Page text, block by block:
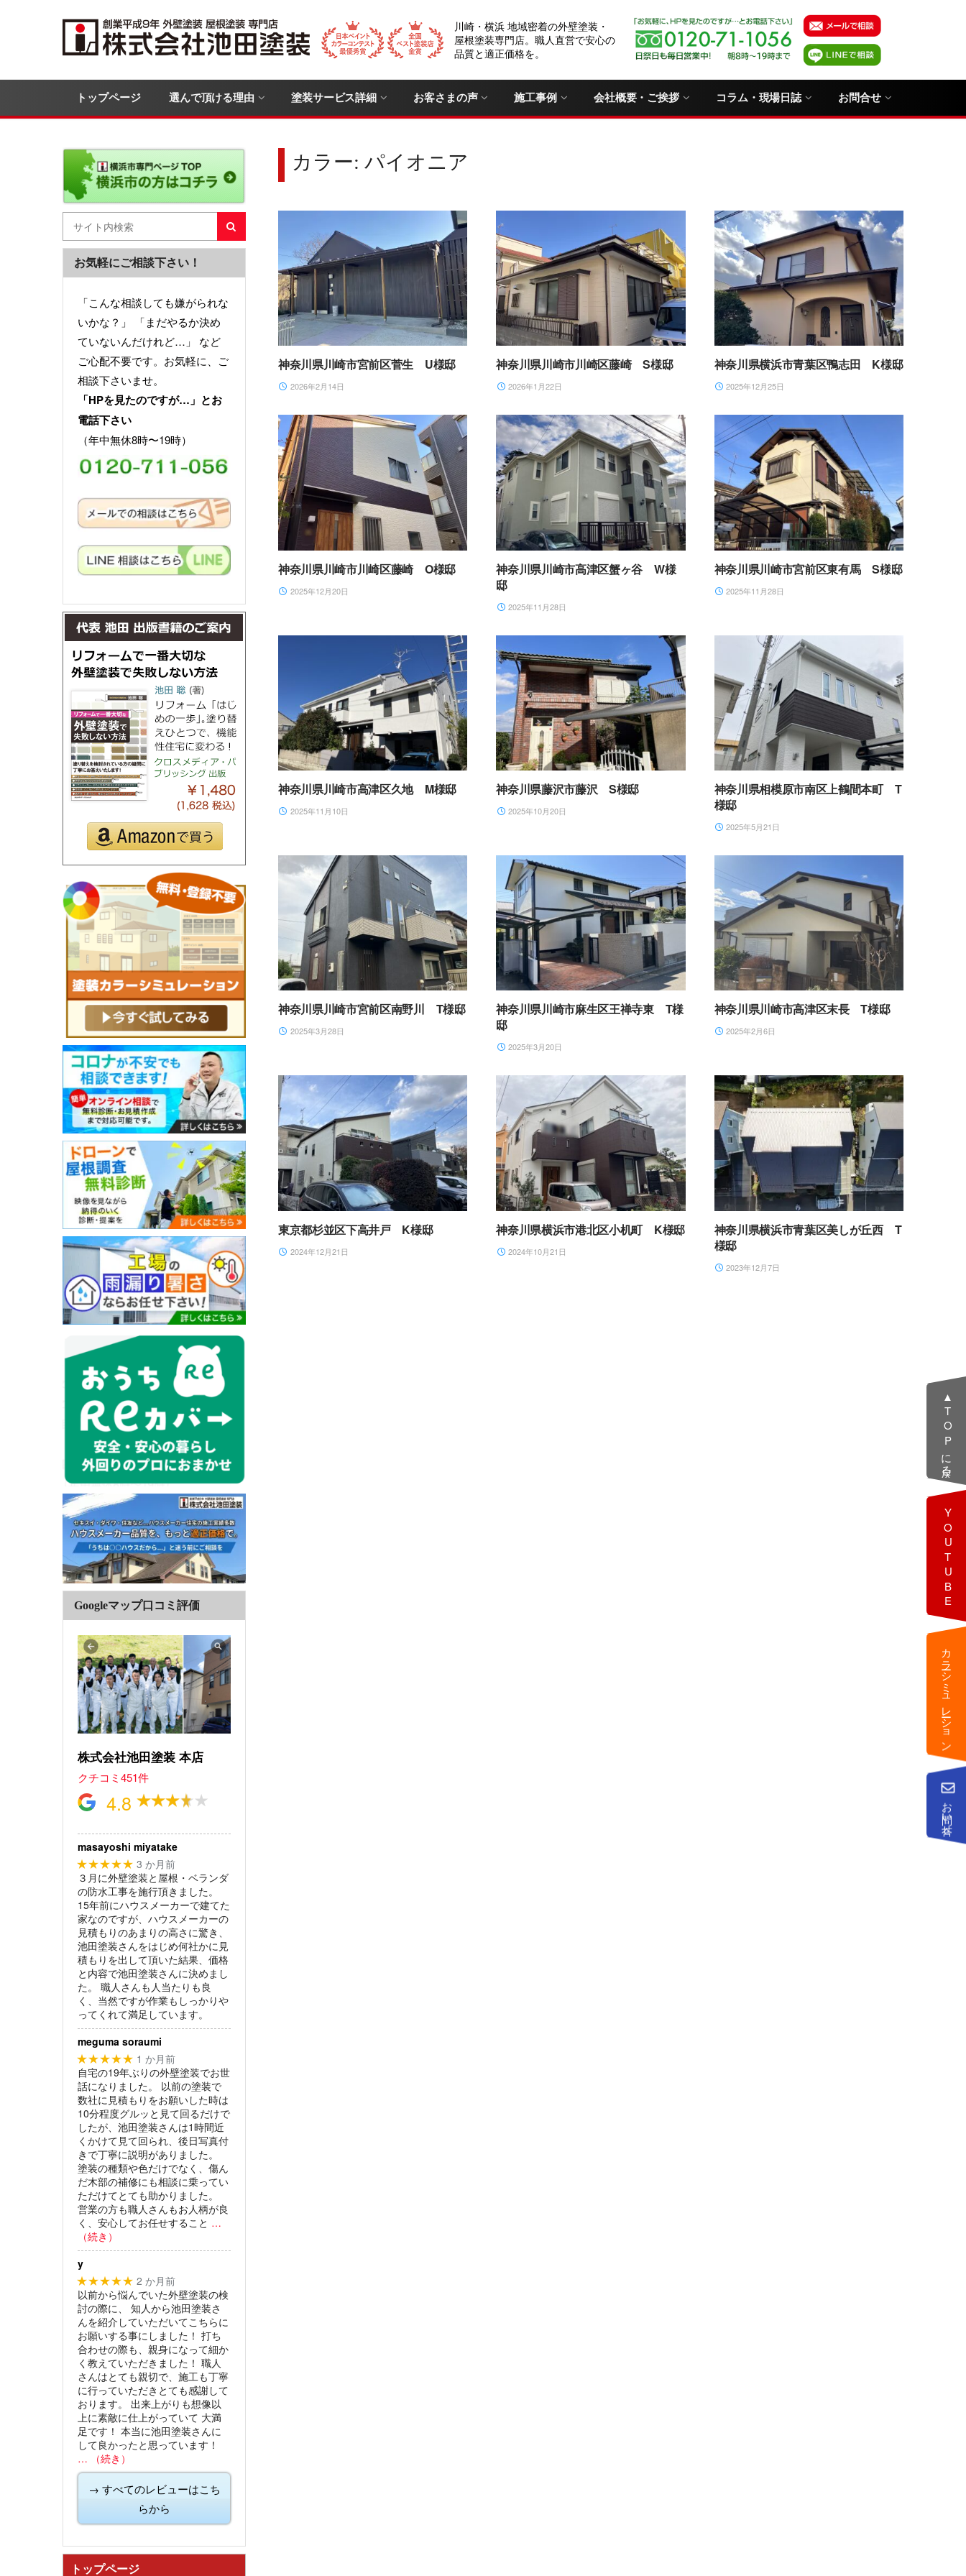
川崎・横浜 地域密着の外壁塗装・
屋根塗装専門店。職人直営で安心の
品質と適正価格を。
トップページ 選んで頂ける理由 塗装サービス詳細 お客さまの声 施工事例 会社概要・ご挨拶 コラム・現場日誌 お問合せ
カラー: パイオニア
神奈川県川崎市宮前区菅生 U様邸
2026年2月14日
神奈川県川崎市川崎区藤崎 S様邸
2026年1月22日
神奈川県横浜市青葉区鴨志田 K様邸
2025年12月25日
神奈川県川崎市川崎区藤崎 O様邸
2025年12月20日
神奈川県川崎市高津区蟹ヶ谷 W様
邸
2025年11月28日
神奈川県川崎市宮前区東有馬 S様邸
2025年11月28日
神奈川県川崎市高津区久地 M様邸
2025年11月10日
神奈川県藤沢市藤沢 S様邸
2025年10月20日
神奈川県相模原市南区上鶴間本町 T
様邸
2025年5月21日
神奈川県川崎市宮前区南野川 T様邸
2025年3月28日
神奈川県川崎市麻生区王禅寺東 T様
邸
2025年3月20日
神奈川県川崎市高津区末長 T様邸
2025年2月6日
東京都杉並区下高井戸 K様邸
2024年12月21日
神奈川県横浜市港北区小机町 K様邸
2024年10月21日
神奈川県横浜市青葉区美しが丘西 T
様邸
2023年12月7日
お気軽にご相談下さい！
「こんな相談しても嫌がられな
いかな？」 「まだやるか決め
ていないんだけれど…」 など
ご心配不要です。お気軽に、ご
相談下さいませ。
「HPを見たのですが…」とお
電話下さい
（年中無休8時〜19時）
Googleマップ口コミ評価
株式会社池田塗装 本店
クチコミ451件
4.8
masayoshi miyatake
★★★★★ 3 か月前
３月に外壁塗装と屋根・ベランダ
の防水工事を施行頂きました。
15年前にハウスメーカーで建てた
家なのですが、ハウスメーカーの
見積もりのあまりの高さに驚き、
池田塗装さんをはじめ何社かに見
積もりを出して頂いた結果、価格
と内容で池田塗装さんに決めまし
た。
職人さんも人当たりも良
く、当然ですが作業もしっかりや
ってくれて満足しています。
meguma soraumi
★★★★★ 1 か月前
自宅の19年ぶりの外壁塗装でお世
話になりました。
以前の塗装で
数社に見積もりをお願いした時は
10分程度グルッと見て回るだけで
したが、池田塗装さんは1時間近
くかけて見て回られ、後日写真付
きで丁寧に説明がありました。
塗装の種類や色だけでなく、傷ん
だ木部の補修にも相談に乗ってい
ただけてとても助かりました。
営業の方も職人さんもお人柄が良
く、安心してお任せすること …
（続き）
y
★★★★★ 2 か月前
以前から悩んでいた外壁塗装の検
討の際に、
知人から池田塗装さ
んを紹介していただいてこちらに
お願いする事にしました！ 打ち
合わせの際も、親身になって細か
く教えていただきました！ 職人
さんはとても親切で、施工も丁寧
に行っていただきとても感謝して
おります。
出来上がりも想像以
上に素敵に仕上がっていて 大満
足です！ 本当に池田塗装さんに
して良かったと思っています！
… （続き）
→ すべてのレビューはこち
らから
トップページ
▲TOPに戻る
YOUTUBE
カラーシミュレーション
お問い合せ